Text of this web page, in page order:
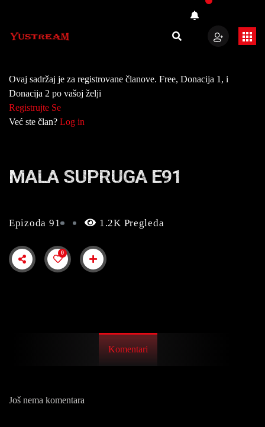
Ovaj sadržaj je za registrovane članove. Free, Donacija 1, i
Donacija 2 po vašoj želji
Registrujte Se
Već ste član? Log in
MALA SUPRUGA E91
Epizoda 91 1.2K Pregleda
0
Komentari
Još nema komentara